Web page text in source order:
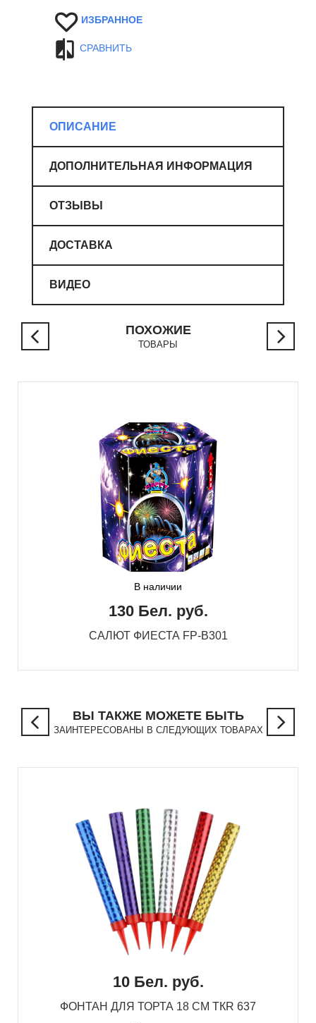
ИЗБРАННОЕ
СРАВНИТЬ
ОПИСАНИЕ
ДОПОЛНИТЕЛЬНАЯ ИНФОРМАЦИЯ
ОТЗЫВЫ
ДОСТАВКА
ВИДЕО
ПОХОЖИЕ
ТОВАРЫ
В наличии
130 Бел. руб.
САЛЮТ ФИЕСТА FP-B301
ВЫ ТАКЖЕ МОЖЕТЕ БЫТЬ
ЗАИНТЕРЕСОВАНЫ В СЛЕДУЮЩИХ ТОВАРАХ
10 Бел. руб.
ФОНТАН ДЛЯ ТОРТА 18 СМ TКR 637